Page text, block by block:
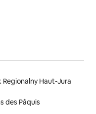
Regionalny Haut-Jura
des Pâquis